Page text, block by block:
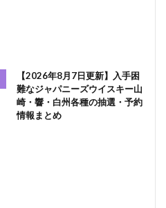
【2026年8月7日更新】入手困
難なジャパニーズウイスキー山
崎・響・白州各種の抽選・予約
情報まとめ